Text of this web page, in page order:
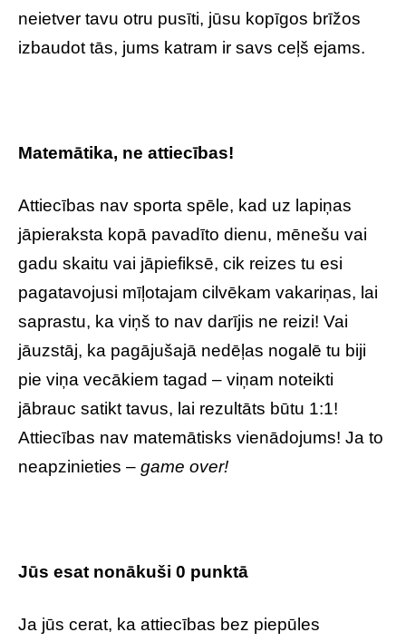
neietver tavu otru pusīti, jūsu kopīgos brīžos
izbaudot tās, jums katram ir savs ceļš ejams.
Matemātika, ne attiecības!
Attiecības nav sporta spēle, kad uz lapiņas
jāpieraksta kopā pavadīto dienu, mēnešu vai
gadu skaitu vai jāpiefiksē, cik reizes tu esi
pagatavojusi mīļotajam cilvēkam vakariņas, lai
saprastu, ka viņš to nav darījis ne reizi! Vai
jāuzstāj, ka pagājušajā nedēļas nogalē tu biji
pie viņa vecākiem tagad – viņam noteikti
jābrauc satikt tavus, lai rezultāts būtu 1:1!
Attiecības nav matemātisks vienādojums! Ja to
neapzinieties – game over!
Jūs esat nonākuši 0 punktā
Ja jūs cerat, ka attiecības bez piepūles